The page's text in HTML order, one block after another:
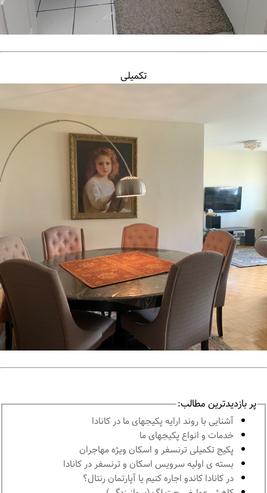
تکمیلی
پر بازدیدترین مطالب:
آشنايى با روند ارايه پكيجهاى ما در كانادا
خدمات و انواع پكيجهاى ما
پكيج تكميلى ترنسفر و اسكان ويژه مهاجران
بسته ی اولیه سرویس اسکان و ترنسفر در کانادا
در كانادا کاندو اجاره كنيم يا آپارتمان رنتال؟